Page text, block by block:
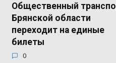
Общественный
Брянской области
переходит на единые
билеты
0